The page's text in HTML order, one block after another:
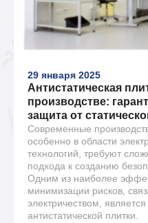
29 января 2025
Антистатическая
производстве:
защита от
Современные
особенно в области
технологий, требуют
подхода к созданию
Одним из наиболее
минимизации рисков,
электричеством,
антистатической плитки.